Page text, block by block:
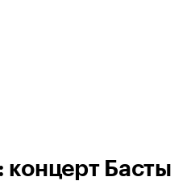
концерт Басты